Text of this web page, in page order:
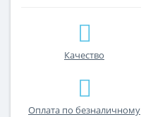
Качество
Оплата по безналичному